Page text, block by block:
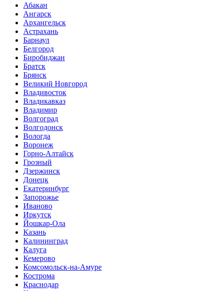
Абакан
Ангарск
Архангельск
Астрахань
Барнаул
Белгород
Биробиджан
Братск
Брянск
Великий Новгород
Владивосток
Владикавказ
Владимир
Волгоград
Волгодонск
Вологда
Воронеж
Горно-Алтайск
Грозный
Дзержинск
Донецк
Екатеринбург
Запорожье
Иваново
Иркутск
Йошкар-Ола
Казань
Калининград
Калуга
Кемерово
Комсомольск-на-Амуре
Кострома
Краснодар